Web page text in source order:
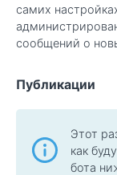
самих
сообщений о
Публикации
Этот
как
бота